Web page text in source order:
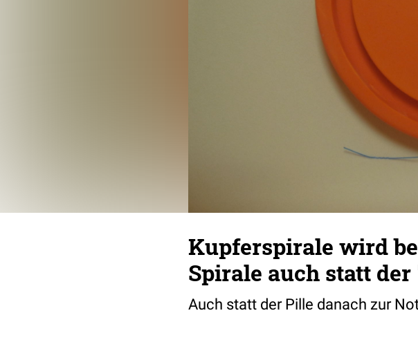
Kupferspirale wird
Spirale auch statt
Auch statt der Pille danach zur